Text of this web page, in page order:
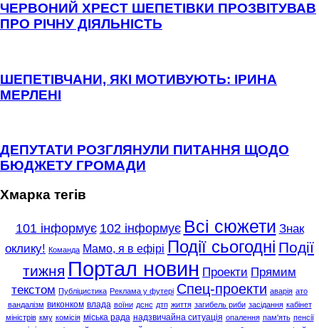
ЧЕРВОНИЙ ХРЕСТ ШЕПЕТІВКИ ПРОЗВІТУВАВ
ПРО РІЧНУ ДІЯЛЬНІСТЬ
ШЕПЕТІВЧАНИ, ЯКІ МОТИВУЮТЬ: ІРИНА
МЕРЛЕНІ
ДЕПУТАТИ РОЗГЛЯНУЛИ ПИТАННЯ ЩОДО
БЮДЖЕТУ ГРОМАДИ
Хмарка тегів
101 інформує 102 інформує Всі сюжети Знак
оклику! Команда Мамо, я в ефірі Події сьогодні Події
тижня Портал новин Проекти Прямим
текстом Публіцистика Реклама у футері Спец-проекти аварія ато
вандалізм виконком влада воїни дснс дтп життя загибель риби засідання кабінет
міністрів кму комісія міська рада надзвичайна ситуація опалення пам'ять пенсії